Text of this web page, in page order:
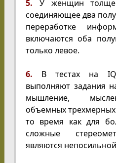
5. У женщин толще
соединяющее два
переработке
включаются оба
только левое.
6. В тестах на
выполняют задания
мышление,
объемных
то время как для
сложные
являются